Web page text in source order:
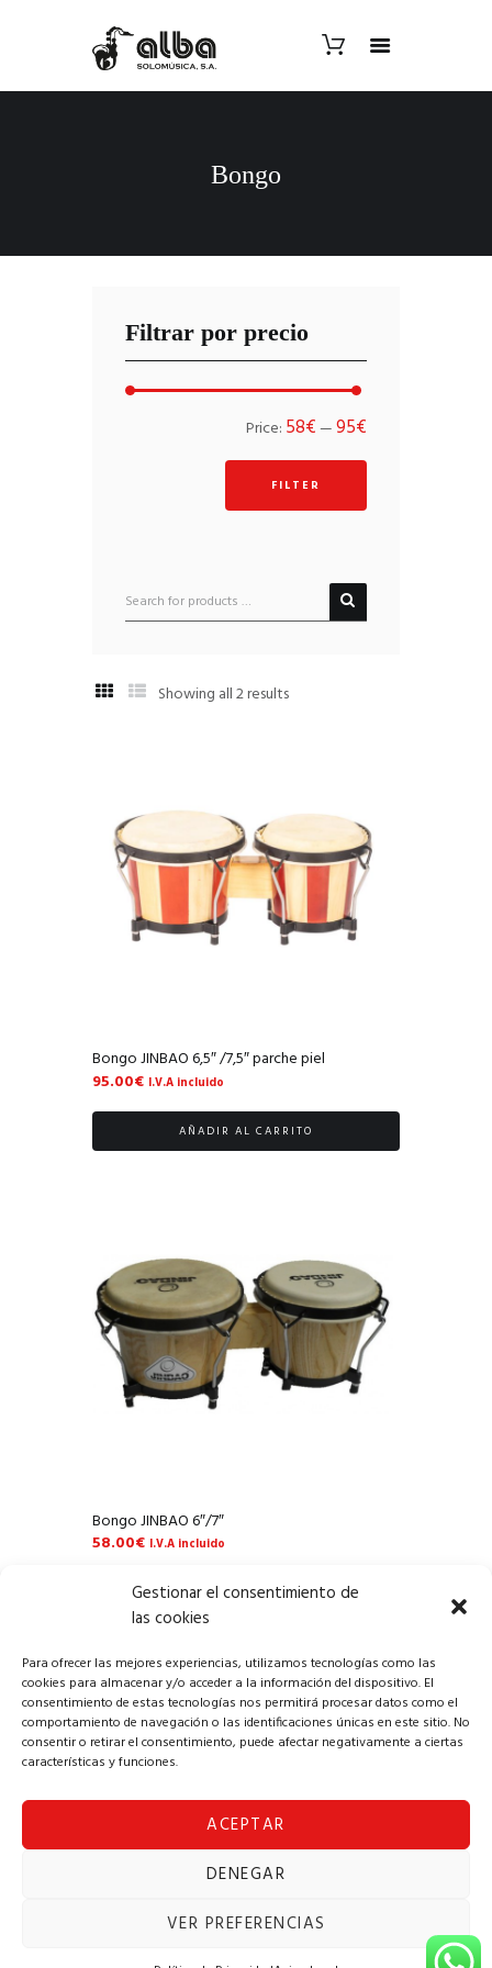
Gestionar el consentimiento de
las cookies
Para ofrecer las mejores experiencias, utilizamos tecnologías como las
cookies para almacenar y/o acceder a la información del dispositivo. El
consentimiento de estas tecnologías nos permitirá procesar datos como el
comportamiento de navegación o las identificaciones únicas en este sitio. No
consentir o retirar el consentimiento, puede afectar negativamente a ciertas
características y funciones.
ACEPTAR
DENEGAR
VER PREFERENCIAS
Bongo
Showing all 2 results
Bongo JINBAO 6,5″ /7,5″ parche piel
95.00€ I.V.A incluido
AÑADIR AL CARRITO
Bongo JINBAO 6″/7″
58.00€ I.V.A incluido
AÑADIR AL CARRITO
Filtrar por precio
price
price
FILTER
Price: 58€—95€
Copyright © 2024 Alba Solomúsica
Política de Privacidad
Formulario de solicitud de desestimiento